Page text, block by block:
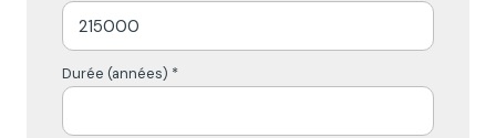
Durée (années) *